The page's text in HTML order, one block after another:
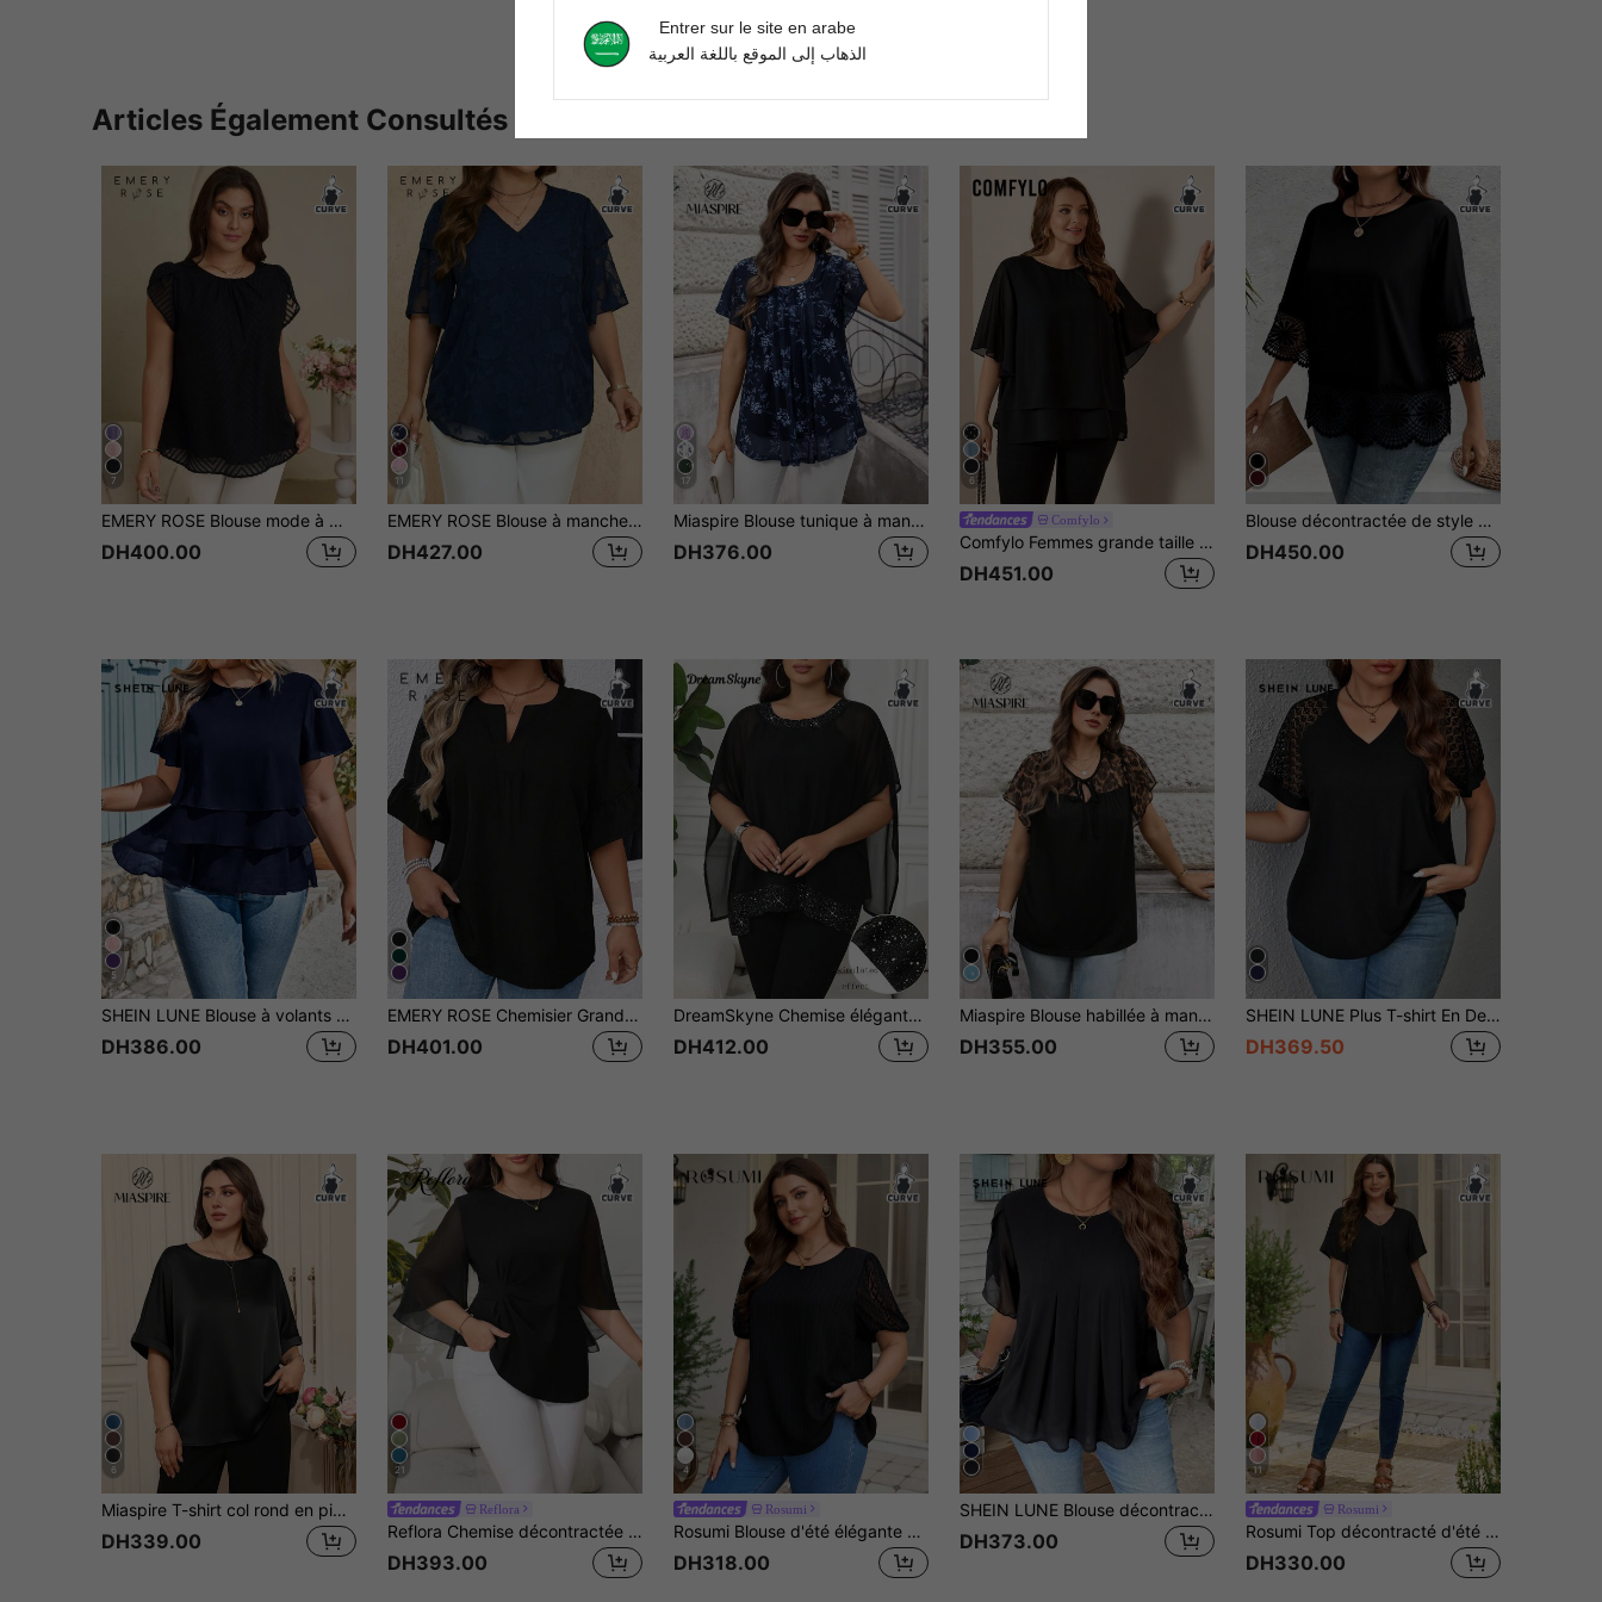
Articles Également Consultés
7
EMERY ROSE Blouse mode à manches courtes froncée col rond pour femmes grandes tailles, été pour femmes, concert femmes grandes tailles invitées de mariage, Top pour femmes style occidental
DH400.00
11
EMERY ROSE Blouse à manches courtes semi-transparente col V pour femmes grande taille, vacances d'été
DH427.00
17
Miaspire Blouse tunique à manches courtes avec imprimé floral pour femmes grandes tailles, idéale pour l'été, les vacances, simple et pour un port quotidien
DH376.00
6
Comfylo
Comfylo Femmes grande taille Top noir décontracté polyvalent à col rond pour porter au quotidien, vacances, plage, Pâques, printemps, été
DH451.00
Blouse décontractée de style vacances avec dentelle contrastée pour femmes grandes tailles, noir, printemps/été/automne
DH450.00
5
SHEIN LUNE Blouse à volants ample pour femmes en grande taille, manches courtes. Élégante pour le travail, les trajets, l'été. Convient pour les femmes pour la Saint-Patrick, Pâques, l'été, le printemps, la plage, les ensembles de détente pour la Saint-Patrick, Pâques
DH386.00
EMERY ROSE Chemisier Grande Taille D'été De Couleur Unie À Col Encoche Avec Manches Volantées
DH401.00
DreamSkyne Chemise élégante avec empiècement en mousseline de soie et décoration de feuille d'or, style européen confortable et
DH412.00
Miaspire Blouse habillée à manches volantées avec nœud devant et imprimé léopard pour femmes grandes tailles
DH355.00
SHEIN LUNE Plus T-shirt En Dentelle Manches Raglan
DH369.50
6
Miaspire T-shirt col rond en piqué grande taille pour femmes
DH339.00
21
Reflora
Reflora Chemise décontractée pour femme grande taille, de couleur unie, avec manches évasées et froncée à la taille
DH393.00
4
Rosumi
Rosumi Blouse d'été élégante noire pour femmes grandes tailles, top tunique à manches courtes en patchwork de dentelle et pétales, décontractée pour le travail, les vacances à la campagne et les congés
DH318.00
SHEIN LUNE Blouse décontracté unie pour femmes grandes tailles, simple et à la mode, convenant pour l'été. Top d'été pour femmes grandes tailles en vacances. Top d'été décontracté pour femme de grande taille
DH373.00
11
Rosumi
Rosumi Top décontracté d'été à manches courtes, col en V, froncé, grande taille, couleur unie. Tenue de vacances décontractée de style campagnard. Simple et pour le port quotidien. Hauts d'été pour femmes. Tenues d'été pour femmes
DH330.00
Entrer sur le site en arabe
الذهاب إلى الموقع باللغة العربية